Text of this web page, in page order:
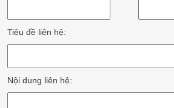
Tiêu đề liên hệ:
Nội dung liên hệ: